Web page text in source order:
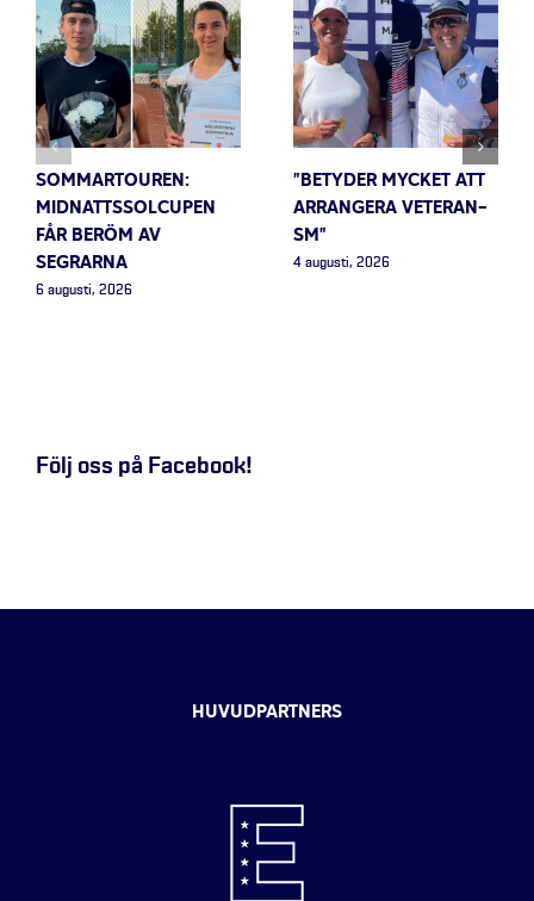
SOMMARTOUREN:
MIDNATTSSOLCUPEN
FÅR BERÖM AV
SEGRARNA
6 augusti, 2026
”BETYDER MYCKET ATT
ARRANGERA VETERAN-
SM”
4 augusti, 2026
Följ oss på Facebook!
HUVUDPARTNERS